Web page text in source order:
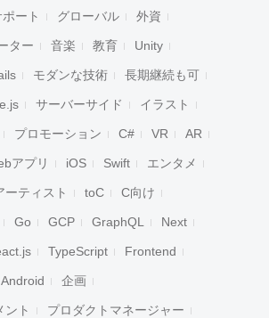
ート グローバル 外資
ター 音楽 教育 Unity
モダンな技術 長期継続も可
サーバーサイド イラスト
プロモーション C# VR AR
アプリ iOS Swift エンタメ
ーティスト toC C向け
Go GCP GraphQL Next
TypeScript Frontend
Android 企画
ント プロダクトマネージャー